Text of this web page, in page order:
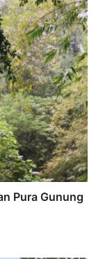
Pura Gunung